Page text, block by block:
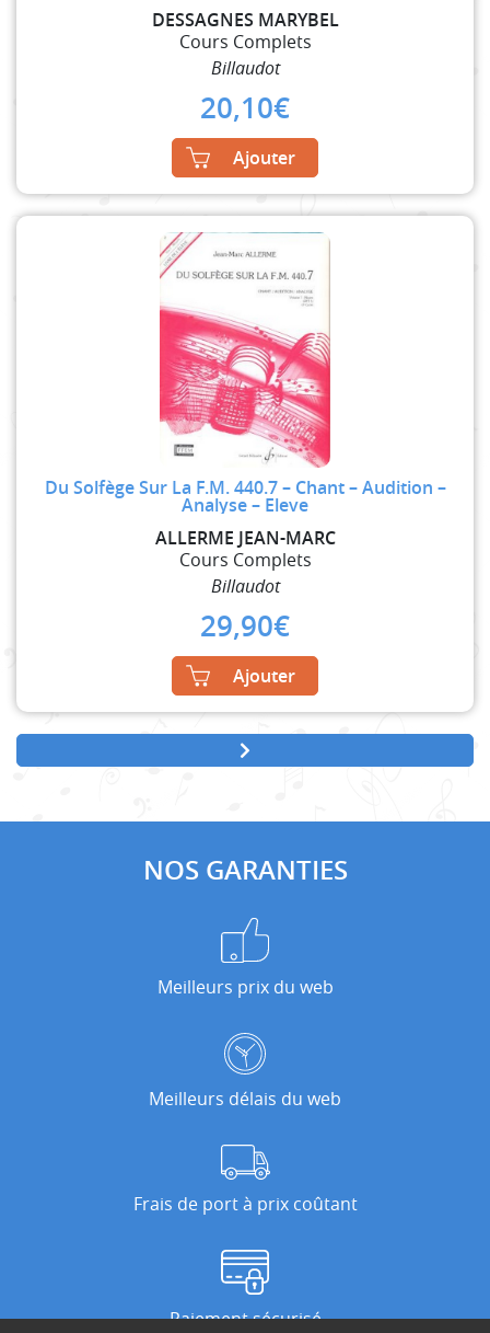
DESSAGNES MARYBEL
Cours Complets
Billaudot
20,10€
Ajouter
Du Solfège Sur La F.M. 440.7 – Chant – Audition –
Analyse – Eleve
ALLERME JEAN-MARC
Cours Complets
Billaudot
29,90€
Ajouter
NOS GARANTIES
Meilleurs prix du web
Meilleurs délais du web
Frais de port à prix coûtant
Paiement sécurisé